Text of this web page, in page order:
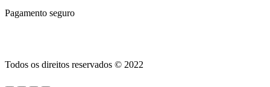
Pagamento seguro
Todos os direitos reservados © 2022